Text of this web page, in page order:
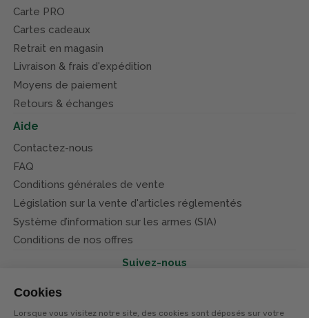
Cookies
Lorsque vous visitez notre site, des cookies sont déposés sur votre
Carte PRO
Cartes cadeaux
Retrait en magasin
Livraison & frais d'expédition
Moyens de paiement
Retours & échanges
Aide
Contactez-nous
FAQ
Conditions générales de vente
Législation sur la vente d'articles réglementés
Système d’information sur les armes (SIA)
Conditions de nos offres
Suivez-nous